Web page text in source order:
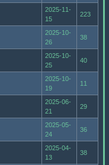
2025-11-
15
223
2025-10-
26
38
2025-10-
25
40
2025-10-
19
11
2025-06-
21
29
2025-05-
24
36
2025-04-
13
38